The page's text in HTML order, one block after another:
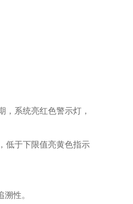
系统亮红色警示灯，
低于下限值亮黄色指示
性。